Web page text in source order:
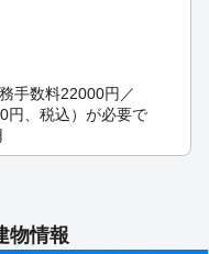
手数料22000円／
円、税込）が必要で
物情報